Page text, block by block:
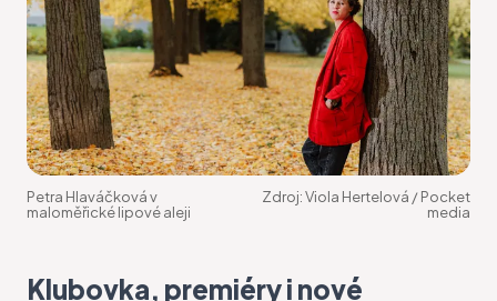
Petra Hlaváčková v
maloměřické lipové aleji
Zdroj:Viola Hertelová / Pocket
media
Klubovka, premiéry i nové